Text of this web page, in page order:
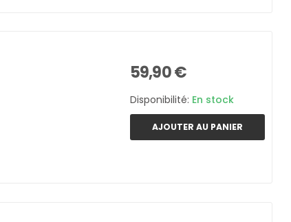
59,90 €
Disponibilité: En stock
AJOUTER AU PANIER